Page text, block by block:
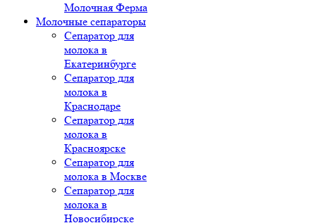
Молочная Ферма
Молочные сепараторы
Сепаратор для
молока в
Екатеринбурге
Сепаратор для
молока в
Краснодаре
Сепаратор для
молока в
Красноярске
Сепаратор для
молока в Москве
Сепаратор для
молока в
Новосибирске